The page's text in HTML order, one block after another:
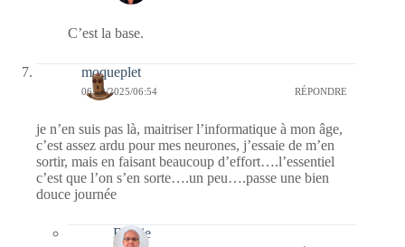
C’est la base.
moqueplet
06/12/2025/06:54 RÉPONDRE
je n’en suis pas là, maitriser l’informatique à mon âge,
c’est assez ardu pour mes neurones, j’essaie de m’en
sortir, mais en faisant beaucoup d’effort….l’essentiel
c’est que l’on s’en sorte….un peu….passe une bien
douce journée
Bernie